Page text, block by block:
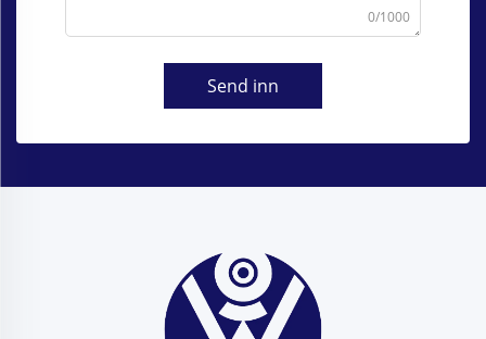
0/1000
Send inn